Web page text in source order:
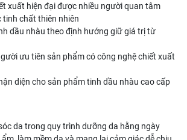
xuất hiện đại được nhiều người quan tâm
chất thiên nhiên
dầu nhàu theo định hướng giữ giá trị từ
ưu tiên sản phẩm có công nghệ chiết xuất
diện cho sản phẩm tinh dầu nhàu cao cấp
da trong quy trình dưỡng da hằng ngày